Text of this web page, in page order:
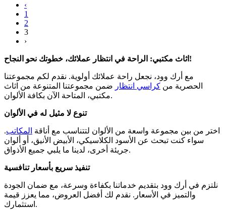
‹
1
2
3
›
اثاث مكتبي: الراحة في انتظار عملائك، خطوتك نحو النجاح!
مع أرك وود، نجعل راحة عملائك أولوية. نقدم لكم مجموعتنا
الحصرية من كراسي انتظار ضمن مجموعتنا المتنوعة من اثاث
مكتبي، المتاحة الآن بكافة الألوان.
تنوع لا مثيل له في الألوان
اختر من بين مجموعة واسعة من الألوان لتتناسب مع أناقة المكاتب.
سواء كنت تبحث عن الأسود الكلاسيكي، الأبيض الأنيق، أو ألوان
جريئة أخرى، لدينا ما يلبي جميع الأذواق.
تنفيذ سريع بأسعار تنافسية
نلتزم في أرك وود بتقديم خدماتنا بكفاءة وسرعة، مع ضمان الجودة
والتميز في الأسعار. نقدم لك أفضل العروض، مما يعزز قيمة
استثمارك.